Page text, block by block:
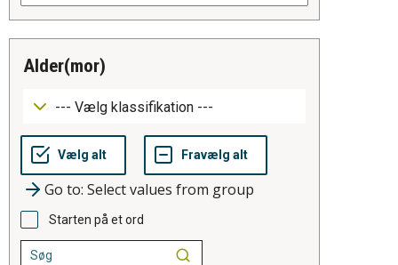
alder(mor)
Go to: Select values from group
Starten på et ord